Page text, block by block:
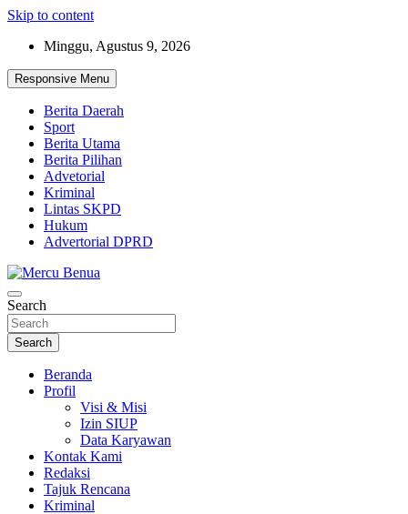
Skip to content
Minggu, Agustus 9, 2026
Responsive Menu
Berita Daerah
Sport
Berita Utama
Berita Pilihan
Advetorial
Kriminal
Lintas SKPD
Hukum
Advertorial DPRD
Mercu Benua
Suara Masyarakat Bawah
Search
Search
Beranda
Profil
Visi & Misi
Izin SIUP
Data Karyawan
Kontak Kami
Redaksi
Tajuk Rencana
Kriminal